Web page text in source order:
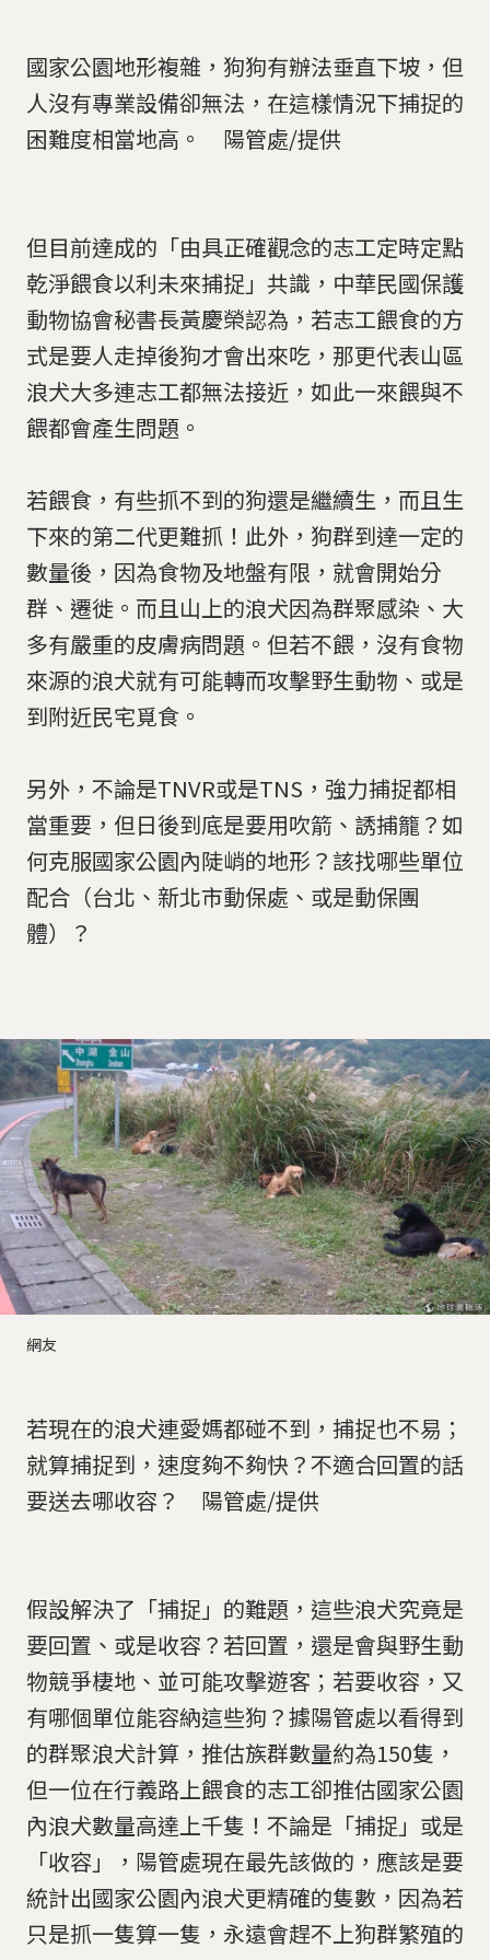
國家公園地形複雜，狗狗有辦法垂直下坡，但
人沒有專業設備卻無法，在這樣情況下捕捉的
困難度相當地高。 陽管處/提供
但目前達成的「由具正確觀念的志工定時定點
乾淨餵食以利未來捕捉」共識，中華民國保護
動物協會秘書長黃慶榮認為，若志工餵食的方
式是要人走掉後狗才會出來吃，那更代表山區
浪犬大多連志工都無法接近，如此一來餵與不
餵都會產生問題。
若餵食，有些抓不到的狗還是繼續生，而且生
下來的第二代更難抓！此外，狗群到達一定的
數量後，因為食物及地盤有限，就會開始分
群、遷徙。而且山上的浪犬因為群聚感染、大
多有嚴重的皮膚病問題。但若不餵，沒有食物
來源的浪犬就有可能轉而攻擊野生動物、或是
到附近民宅覓食。
另外，不論是TNVR或是TNS，強力捕捉都相
當重要，但日後到底是要用吹箭、誘捕籠？如
何克服國家公園內陡峭的地形？該找哪些單位
配合（台北、新北市動保處、或是動保團
體）？
網友
若現在的浪犬連愛媽都碰不到，捕捉也不易；
就算捕捉到，速度夠不夠快？不適合回置的話
要送去哪收容？ 陽管處/提供
假設解決了「捕捉」的難題，這些浪犬究竟是
要回置、或是收容？若回置，還是會與野生動
物競爭棲地、並可能攻擊遊客；若要收容，又
有哪個單位能容納這些狗？據陽管處以看得到
的群聚浪犬計算，推估族群數量約為150隻，
但一位在行義路上餵食的志工卻推估國家公園
內浪犬數量高達上千隻！不論是「捕捉」或是
「收容」，陽管處現在最先該做的，應該是要
統計出國家公園內浪犬更精確的隻數，因為若
只是抓一隻算一隻，永遠會趕不上狗群繁殖的